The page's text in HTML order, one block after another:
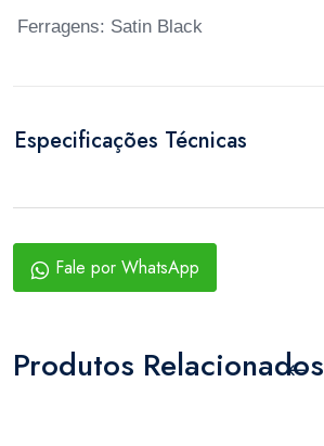
Ferragens: Satin Black
Especificações Técnicas
Fale por WhatsApp
Produtos Relacionados